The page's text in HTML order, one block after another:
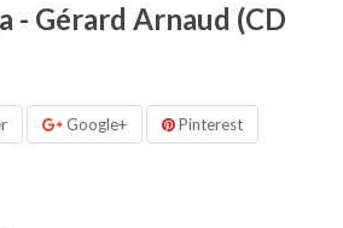
- Gérard Arnaud (CD
Google+ Pinterest